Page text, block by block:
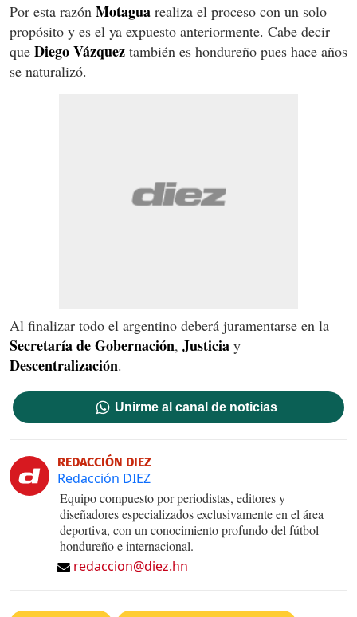
Por esta razón Motagua realiza el proceso con un solo
propósito y es el ya expuesto anteriormente. Cabe decir
que Diego Vázquez también es hondureño pues hace años
se naturalizó.
Al finalizar todo el argentino deberá juramentarse en la
Secretaría de Gobernación, Justicia y
Descentralización.
Unirme al canal de noticias
REDACCIÓN DIEZ
Redacción DIEZ
Equipo compuesto por periodistas, editores y
diseñadores especializados exclusivamente en el área
deportiva, con un conocimiento profundo del fútbol
hondureño e internacional.
redaccion@diez.hn